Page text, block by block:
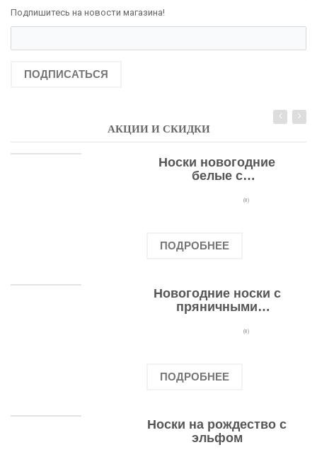
Подпишитесь на новости магазина!
ПОДПИСАТЬСЯ
АКЦИИ И СКИДКИ
Носки новогодние
белые с
оленями(0)
ПОДРОБНЕЕ
Новогодние носки с
пряничными
(0)
ПОДРОБНЕЕ
Носки на рождество с
эльфом